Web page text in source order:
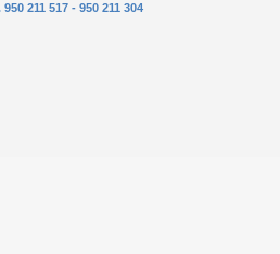
211 517 - 950 211 304